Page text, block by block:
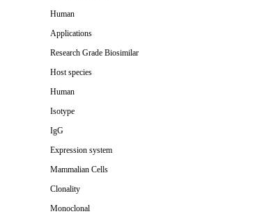
Human
Applications
Research Grade Biosimilar
Host species
Human
Isotype
IgG
Expression system
Mammalian Cells
Clonality
Monoclonal